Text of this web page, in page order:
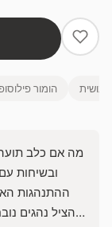
הומור
מה אם כלב
ובשיחות
ההתנהגות
להציל נהגים